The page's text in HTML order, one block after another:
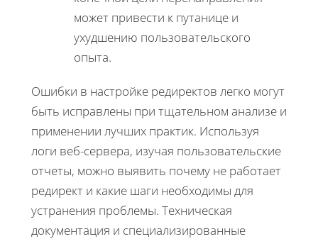
может привести к путанице и
ухудшению пользовательского
опыта.
Ошибки в настройке редиректов легко могут
быть исправлены при тщательном анализе и
применении лучших практик. Используя
логи веб-сервера, изучая пользовательские
отчеты, можно выявить почему не работает
редирект и какие шаги необходимы для
устранения проблемы. Техническая
документация и специализированные